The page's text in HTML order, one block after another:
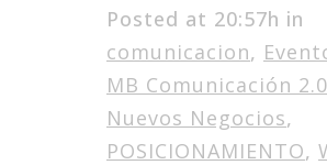
Posted at 20:57h in
comunicacion,
MB Comunicación 2.0
Nuevos Negocios,
POSICIONAMIENTO,